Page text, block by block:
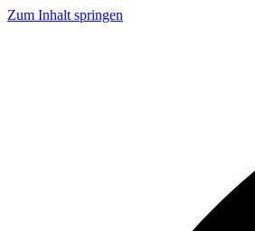
Zum Inhalt springen